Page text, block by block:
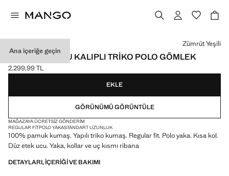
Ana içeriğe geçin
%100 PAMUKLU KALIPLI TRIKO POLO GÖMLEK
Güncel fiyat [2.299,99 TL ]
2.299,99 TL
Bir renk seçin
Zümrüt Yeşili
EKLE
GÖRÜNÜMÜ GÖRÜNTÜLE
MAĞAZAYA ÜCRETSIZ GÖNDERIM
REGULAR FITPOLO YAKASTANDART UZUNLUK
100% pamuk kumaş. Yapılı triko kumaş. Regular fit. Polo yaka. Kısa kol.
Düz etek ucu. Yaka, kollar ve uç kısmı ribana
DETAYLARI, IÇERIĞI VE BAKIMI